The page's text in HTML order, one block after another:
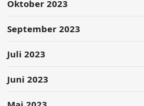
Oktober 2023
September 2023
Juli 2023
Juni 2023